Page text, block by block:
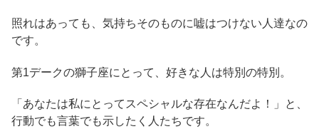
照れはあっても、気持ちそのものに嘘はつけない人達なの
です。
第1デークの獅子座にとって、好きな人は特別の特別。
「あなたは私にとってスペシャルな存在なんだよ！」と、
行動でも言葉でも示したく人たちです。